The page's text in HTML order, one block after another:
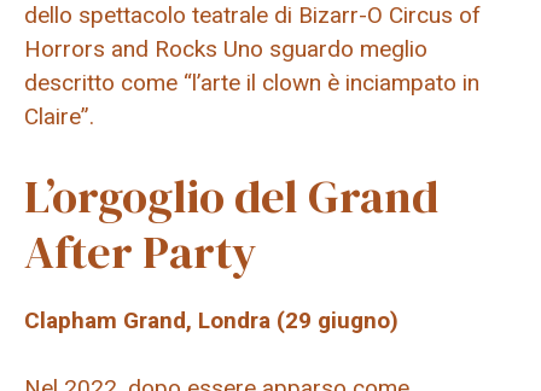
dello spettacolo teatrale di Bizarr-O Circus of
Horrors and Rocks Uno sguardo meglio
descritto come “l’arte il clown è inciampato in
Claire”.
L’orgoglio del Grand
After Party
Clapham Grand, Londra (29 giugno)